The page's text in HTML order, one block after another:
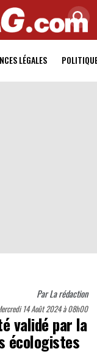
LÉGALES
ParLa rédaction
14 Août 2024 à 08h00
validé par la
écologistes